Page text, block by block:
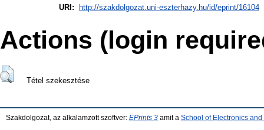
URI:
http://szakdolgozat.uni-eszterhazy.hu/id/eprint/16104
Actions (login
Tétel szekesztése
Szakdolgozat, az alkalamzott szoftver: EPrints 3 amit a School of Electronics